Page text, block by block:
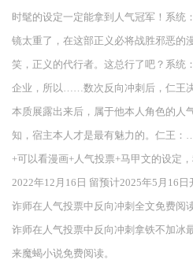
时髦的设定一定能拿到人气冠军！系统
镜太重了，在这部正义必将战胜邪恶
笑，正义的代行者。这总行了吧？系统
企业，所以……数次反向冲刺后，仁王
本质展露出来后，属于他本人角色的人
知，宿主本人才是最有魅力的。仁王
+可以看漫画+人气投票+马甲文的设定
2022年12月16日 留预计2025年5月16
诈师在人气投票中反向冲刺全文免费阅
诈师在人气投票中反向冲刺拿铁不加冰
来魔蝎小说免费阅读。